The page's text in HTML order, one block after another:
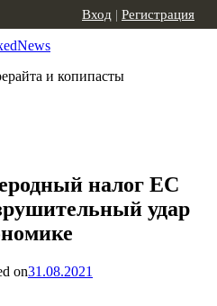
и копипасты
Вход | Регистрация
налог ЕС
удар
on31.08.2021